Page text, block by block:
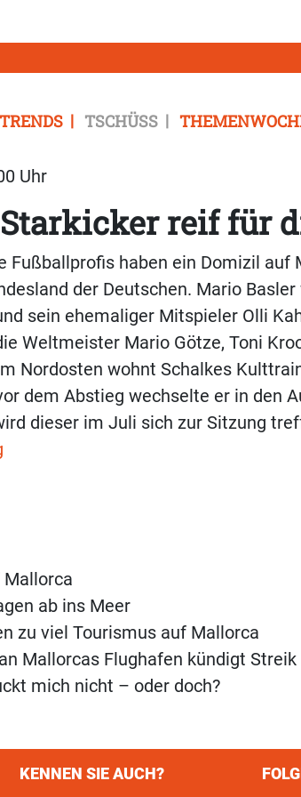
TRENDS TSCHÜSS
Uhr
reif für
Fußballprofis haben ein Domizil auf
der Deutschen. Mario
sein ehemaliger Mitspieler Olli
Weltmeister Mario Götze, Toni
Nordosten wohnt Schalkes
dem Abstieg wechselte er in den
dieser im Juli sich zur Sitzung
ab ins Meer
zu viel Tourismus auf Mallorca
Mallorcas Flughafen kündigt Streik
mich nicht – oder doch?
KENNEN SIE AUCH?